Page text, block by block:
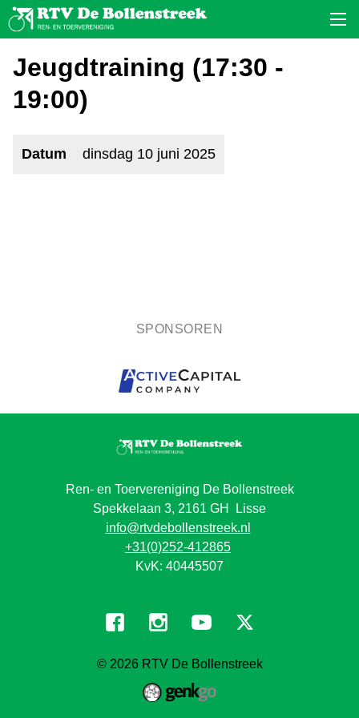
Jeugdtraining (17:30 -
19:00)
Datum dinsdag 10 juni 2025
SPONSOREN
Ren- en Toervereniging De Bollenstreek
Spekkelaan 3, 2161 GH Lisse
info@rtvdebollenstreek.nl
+31(0)252-412865
KvK: 40445507
© 2026RTV De Bollenstreek